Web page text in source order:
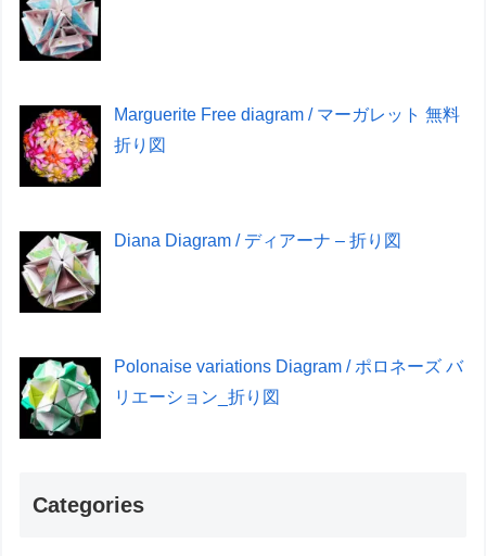
Marguerite Free diagram / マーガレット 無料
折り図
Diana Diagram / ディアーナ – 折り図
Polonaise variations Diagram / ポロネーズ バ
リエーション_折り図
Categories